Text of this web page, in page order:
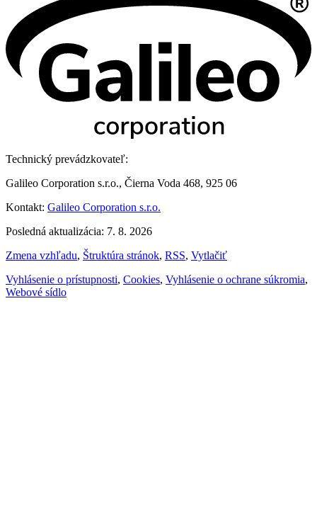
Technický prevádzkovateľ:
Galileo Corporation s.r.o., Čierna Voda 468, 925 06
Kontakt: Galileo Corporation s.r.o.
Posledná aktualizácia: 7. 8. 2026
Zmena vzhľadu, Štruktúra stránok, RSS, Vytlačiť
Vyhlásenie o prístupnosti, Cookies, Vyhlásenie o ochrane súkromia,
Webové sídlo